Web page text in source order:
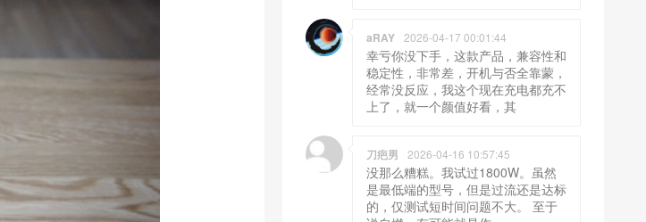
aRAY 2026-04-17 00:01:44
幸亏你没下手，这款产品，兼容性和
稳定性，非常差，开机与否全靠蒙，
经常没反应，我这个现在充电都充不
上了，就一个颜值好看，其
刀疤男 2026-04-16 10:57:45
没那么糟糕。我试过1800W。虽然
是最低端的型号，但是过流还是达标
的，仅测试短时间问题不大。 至于